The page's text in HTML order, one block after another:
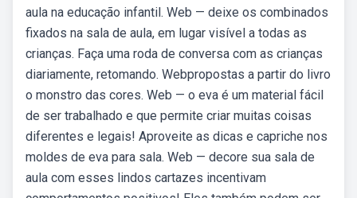
aula na educação infantil. Web — deixe os combinados
fixados na sala de aula, em lugar visível a todas as
crianças. Faça uma roda de conversa com as crianças
diariamente, retomando. Webpropostas a partir do livro
o monstro das cores. Web — o eva é um material fácil
de ser trabalhado e que permite criar muitas coisas
diferentes e legais! Aproveite as dicas e capriche nos
moldes de eva para sala. Web — decore sua sala de
aula com esses lindos cartazes incentivam